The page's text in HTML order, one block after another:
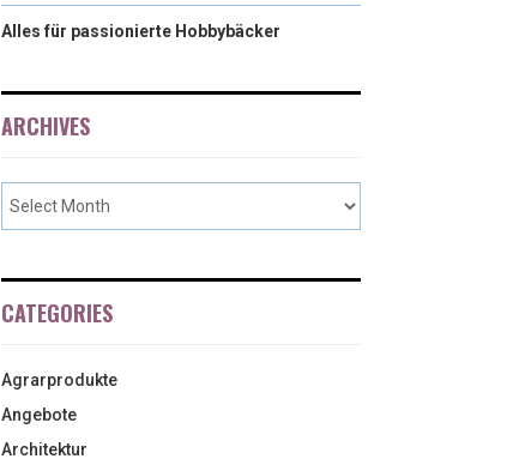
Alles für passionierte Hobbybäcker
ARCHIVES
CATEGORIES
Agrarprodukte
Angebote
Architektur